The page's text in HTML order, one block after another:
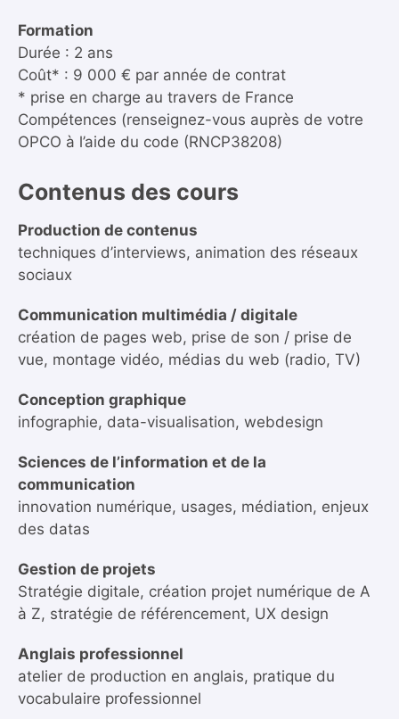
Formation
Durée : 2 ans
Coût* : 9 000 € par année de contrat
* prise en charge au travers de France
Compétences (renseignez-vous auprès de votre
OPCO à l’aide du code (RNCP38208)
Contenus des cours
Production de contenus
techniques d’interviews, animation des réseaux
sociaux
Communication multimédia / digitale
création de pages web, prise de son / prise de
vue, montage vidéo, médias du web (radio, TV)
Conception graphique
infographie, data-visualisation, webdesign
Sciences de l’information et de la
communication
innovation numérique, usages, médiation, enjeux
des datas
Gestion de projets
Stratégie digitale, création projet numérique de A
à Z, stratégie de référencement, UX design
Anglais professionnel
atelier de production en anglais, pratique du
vocabulaire professionnel